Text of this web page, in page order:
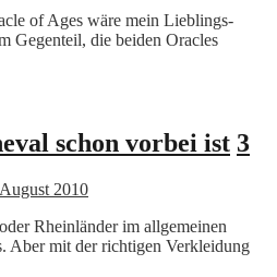
of Ages wäre mein Lieblings-
Gegenteil, die beiden Oracles
schon vorbei ist 3
2010
Rheinländer im allgemeinen
Aber mit der richtigen Verkleidung